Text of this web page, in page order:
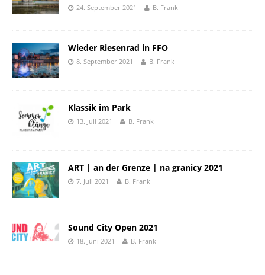
24. September 2021 B. Frank
Wieder Riesenrad in FFO
8. September 2021 B. Frank
Klassik im Park
13. Juli 2021 B. Frank
ART | an der Grenze | na granicy 2021
7. Juli 2021 B. Frank
Sound City Open 2021
18. Juni 2021 B. Frank